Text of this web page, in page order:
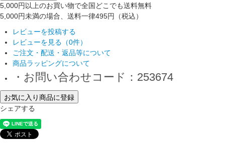
5,000円以上のお買い物で全国どこでも送料無料
5,000円未満の場合、送料一律495円（税込）
レビューを投稿する
レビューを見る（0件）
ご注文・配送・返品等について
商品ラッピングについて
・お問い合わせコード：253674
お気に入り商品に登録
シェアする